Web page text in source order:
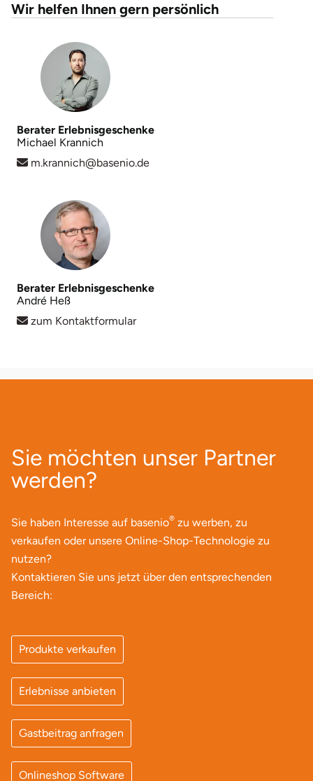
Wir helfen Ihnen gern persönlich
Berater Erlebnisgeschenke
Michael Krannich
m.krannich@basenio.de
Berater Erlebnisgeschenke
André Heß
zum Kontaktformular
Sie möchten unser Partner
werden?
Sie haben Interesse auf basenio® zu werben, zu
verkaufen oder unsere Online-Shop-Technologie zu
nutzen?
Kontaktieren Sie uns jetzt über den entsprechenden
Bereich:
Produkte verkaufen
Erlebnisse anbieten
Gastbeitrag anfragen
Onlineshop Software
Ingolstadt
Jerichower Land
Kamp-Lintfort
Karlsruhe
Kempten
Kiel
Landkreis Rostock
Leipzig
Ludwigslust-Parchim
Löbau
Lübeck
Lüchow-Dannenberg